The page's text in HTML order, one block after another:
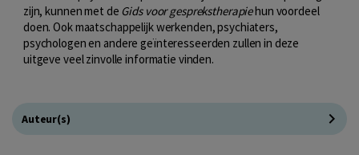
zijn, kunnen met de Gids voor gesprekstherapiehun voordeel
doen. Ook maatschappelijk werkenden, psychiaters,
psychologen en andere geïnteresseerden zullen in deze
uitgeve veel zinvolle informatie vinden.
Auteur(s)